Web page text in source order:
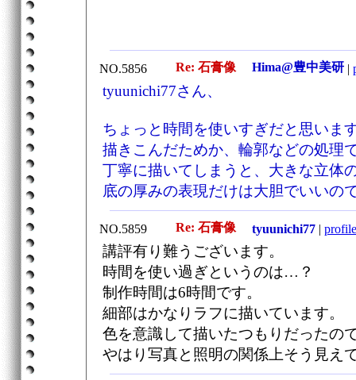
NO.5856 Re: 石膏像 Hima@豊中美研 |
tyuunichi77さん、
ちょっと時間を使いすぎだと思いま
描きこんだためか、輪郭などの処理
丁寧に描いてしまうと、大きな立体
底の厚みの表現だけは大胆でいいの
NO.5859 Re: 石膏像 tyuunichi77 | profile
講評有り難うございます。
時間を使い過ぎというのは…？
制作時間は6時間です。
細部はかなりラフに描いています。
色を意識して描いたつもりだったの
やはり写真と照明の関係上そう見え